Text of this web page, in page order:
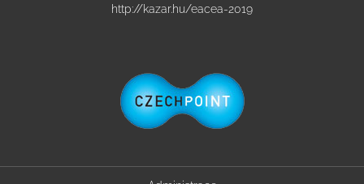
http://kazar.hu/eacea-2019